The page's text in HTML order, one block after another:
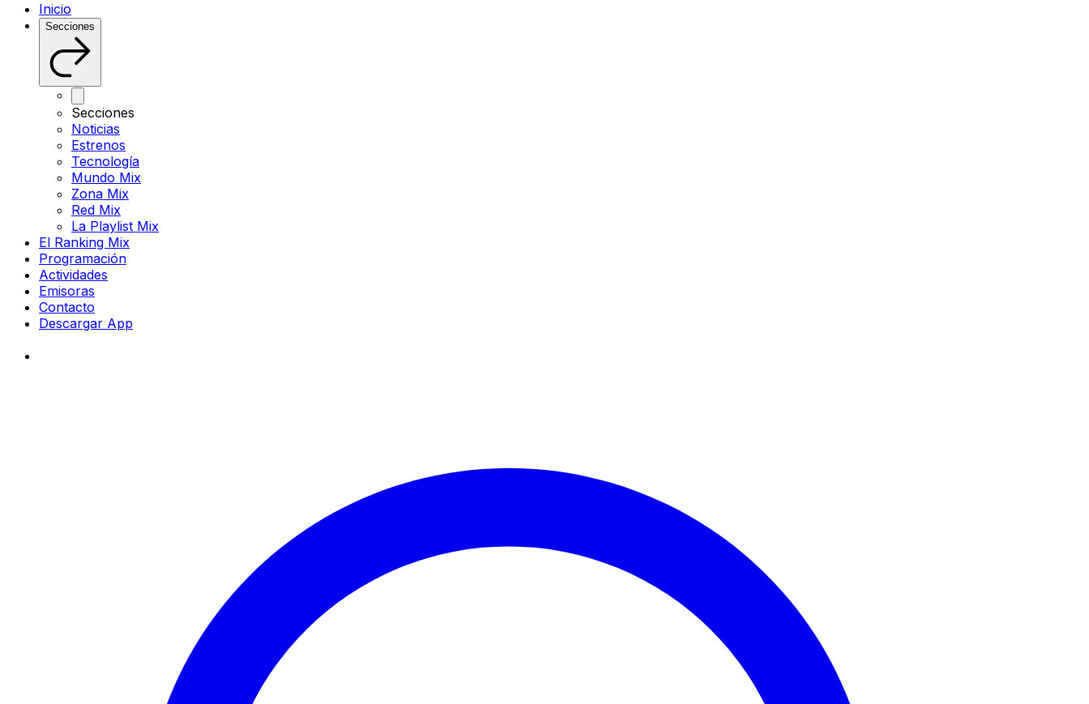
Inicio
Secciones
Secciones
Noticias
Estrenos
Tecnología
Mundo Mix
Zona Mix
Red Mix
La Playlist Mix
El Ranking Mix
Programación
Actividades
Emisoras
Contacto
Descargar App